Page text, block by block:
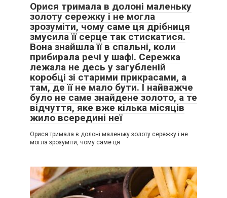
— Я не просила вирішувати замість мене.
— Якби я не вирішувала, у вас би тут уже хаос був.
— Краще мій хаос, ніж ваш порядок.
Після цих слів вона замовкла. Марко подивився на мене
так, ніби це я перейшла межу.
було спокійніше? Але як спокійно реагувати, коли твою
мрію перекроюють із таким виглядом, ніби роблять тобі
послугу?
Орися тримала в долоні маленьку
золоту сережку і не могла
зрозуміти, чому саме ця дрібниця
змусила її серце так стискатися.
Вона знайшла її в спальні, коли
прибирала речі у шафі. Сережка
лежала не десь у загубленій
коробці зі старими прикрасами, а
там, де її не мало бути. І найважче
було не саме знайдене золото, а те
відчуття, яке вже кілька місяців
жило всередині неї
Орися тримала в долоні маленьку золоту сережку і не
могла зрозуміти, чому саме ця